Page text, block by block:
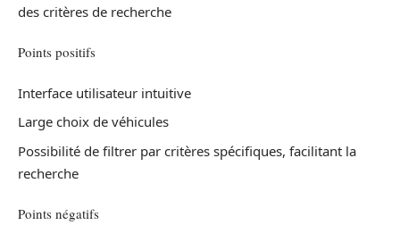
des critères de recherche
Points positifs
Interface utilisateur intuitive
Large choix de véhicules
Possibilité de filtrer par critères spécifiques, facilitant la
recherche
Points négatifs